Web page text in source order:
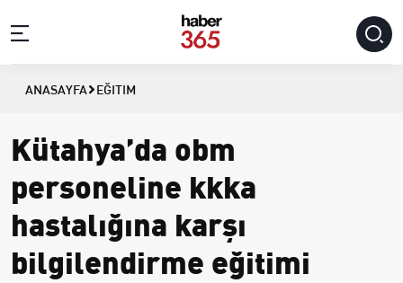
ANASAYFA EĞITIM
Kütahya’da obm
personeline kkka
hastalığına karşı
bilgilendirme eğitimi